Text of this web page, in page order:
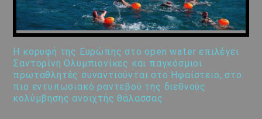
Η κορυφή της Ευρώπης στο open water επιλέγει
Σαντορίνη Ολυμπιονίκες και παγκόσμιοι
πρωταθλητές συναντιούνται στο Ηφαίστειο, στο
πιο εντυπωσιακό ραντεβού της διεθνούς
κολύμβησης ανοιχτής θάλασσας